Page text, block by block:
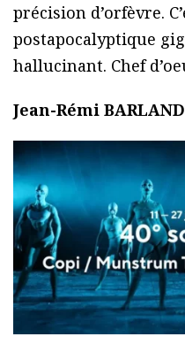
précision d’orfèvre.
postapocalyptique
hallucinant. Chef
Jean-Rémi BARLAND